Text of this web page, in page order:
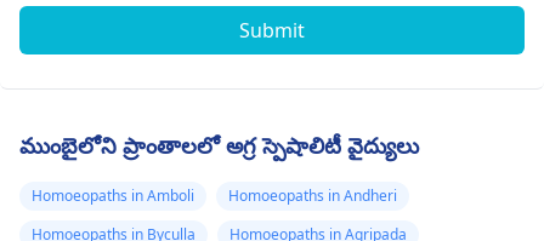
Submit
ముంబైలోని ప్రాంతాలలో అగ్ర స్పెషాలిటీ వైద్యులు
Homoeopaths in Amboli
Homoeopaths in Andheri
Homoeopaths in Byculla
Homoeopaths in Agripada